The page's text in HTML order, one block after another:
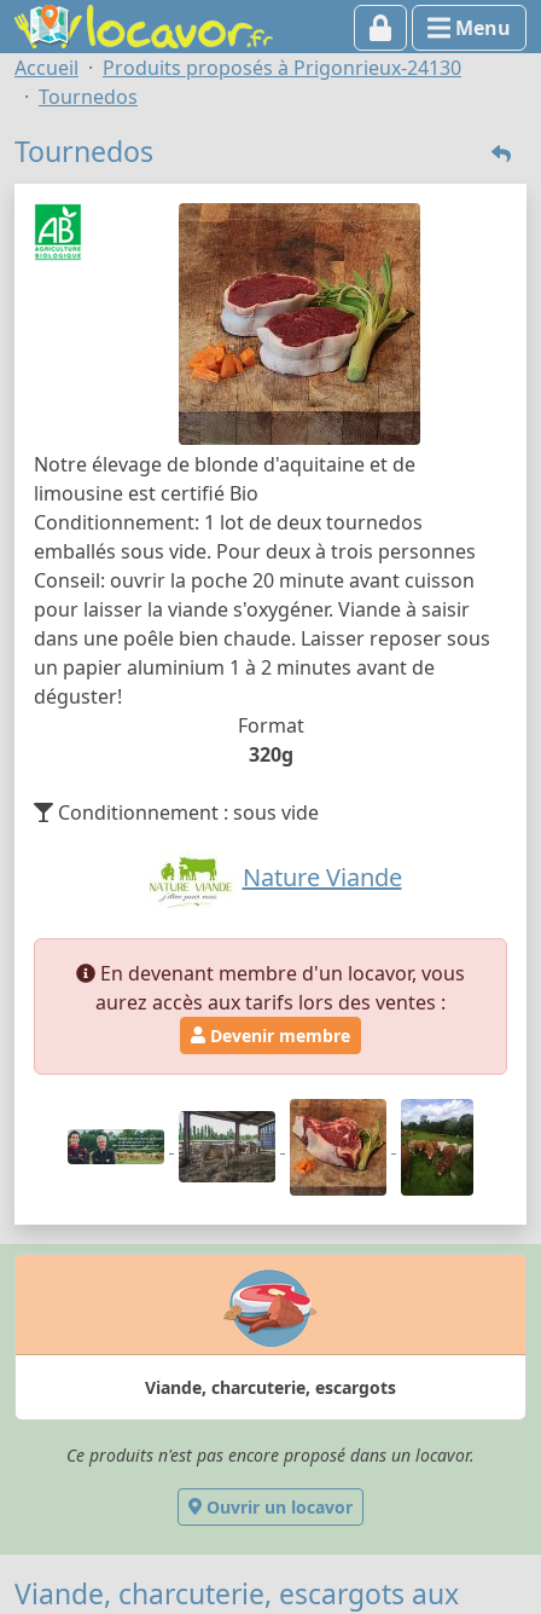
Menu
Accueil
Produits proposés à Prigonrieux-24130
Tournedos
Tournedos
Notre élevage de blonde d'aquitaine et de
limousine est certifié Bio
Conditionnement: 1 lot de deux tournedos
emballés sous vide. Pour deux à trois personnes
Conseil: ouvrir la poche 20 minute avant cuisson
pour laisser la viande s'oxygéner. Viande à saisir
dans une poêle bien chaude. Laisser reposer sous
un papier aluminium 1 à 2 minutes avant de
déguster!
Format
320g
Conditionnement : sous vide
Nature Viande
En devenant membre d'un locavor, vous
aurez accès aux tarifs lors des ventes :
Devenir membre
Viande, charcuterie, escargots
Ce produits n'est pas encore proposé dans un locavor.
Ouvrir un locavor
Viande, charcuterie, escargots aux